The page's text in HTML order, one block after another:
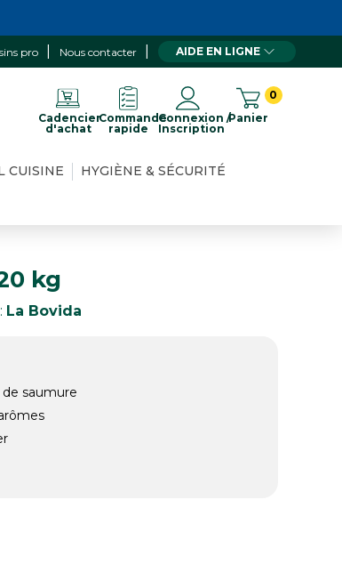
pro Nous contacter AIDE EN LIGNE
Cadencier
d'achat
Commande
rapide
Connexion /
Inscription
Panier
0
CUISINE HYGIÈNE & SÉCURITÉ
kg
La Bovida
saumure